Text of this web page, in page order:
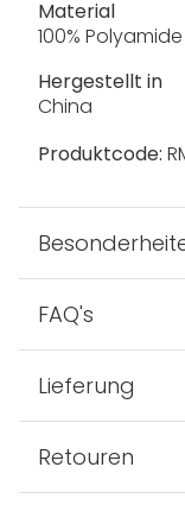
Material
100% Polyamide
Hergestellt in
China
Produktcode:
FAQ's
Lieferung
Retouren